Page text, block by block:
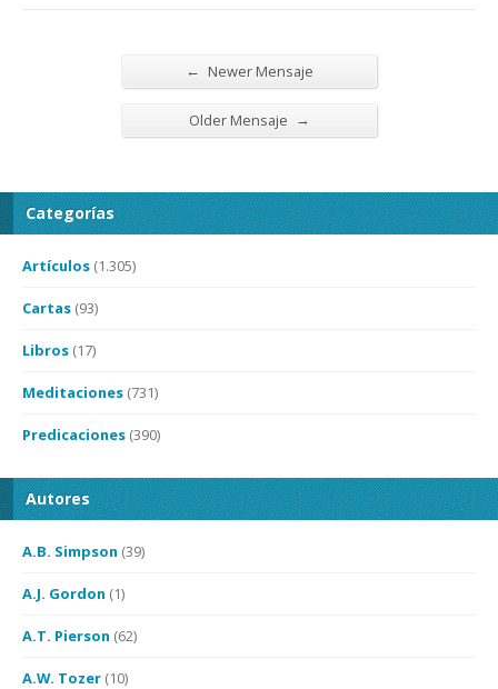
← Newer Mensaje
Older Mensaje →
Categorías
Artículos (1.305)
Cartas (93)
Libros (17)
Meditaciones (731)
Predicaciones (390)
Autores
A.B. Simpson (39)
A.J. Gordon (1)
A.T. Pierson (62)
A.W. Tozer (10)